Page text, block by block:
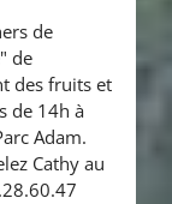
:
de
de
des fruits et
de 14h à
Adam.
Cathy au